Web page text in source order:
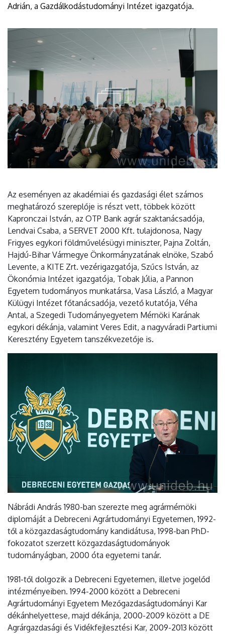
Adrián, a Gazdálkodástudományi Intézet igazgatója.
Az eseményen az akadémiai és gazdasági élet számos
meghatározó szereplője is részt vett, többek között
Kapronczai István, az OTP Bank agrár szaktanácsadója,
Lendvai Csaba, a SERVET 2000 Kft. tulajdonosa, Nagy
Frigyes egykori földművelésügyi miniszter, Pajna Zoltán,
Hajdú-Bihar Vármegye Önkormányzatának elnöke, Szabó
Levente, a KITE Zrt. vezérigazgatója, Szűcs István, az
Ökonómia Intézet igazgatója, Tobak Júlia, a Pannon
Egyetem tudományos munkatársa, Vasa László, a Magyar
Külügyi Intézet főtanácsadója, vezető kutatója, Véha
Antal, a Szegedi Tudományegyetem Mérnöki Karának
egykori dékánja, valamint Veres Edit, a nagyváradi Partiumi
Keresztény Egyetem tanszékvezetője is.
Nábrádi András 1980-ban szerezte meg agrármérnöki
diplomáját a Debreceni Agrártudományi Egyetemen, 1992-
től a közgazdaságtudomány kandidátusa, 1998-ban PhD-
fokozatot szerzett közgazdaságtudományok
tudományágban, 2000 óta egyetemi tanár.
1981-től dolgozik a Debreceni Egyetemen, illetve jogelőd
intézményeiben. 1994-2000 között a Debreceni
Agrártudományi Egyetem Mezőgazdaságtudományi Kar
dékánhelyettese, majd dékánja, 2000-2009 között a DE
Agrárgazdasági és Vidékfejlesztési Kar, 2009-2013 között